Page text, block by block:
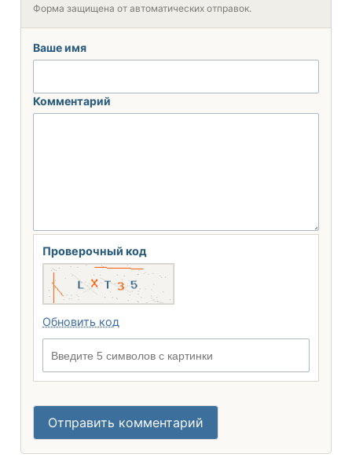
Форма защищена от автоматических отправок.
Ваше имя
Комментарий
Проверочный код
Обновить код
Отправить комментарий